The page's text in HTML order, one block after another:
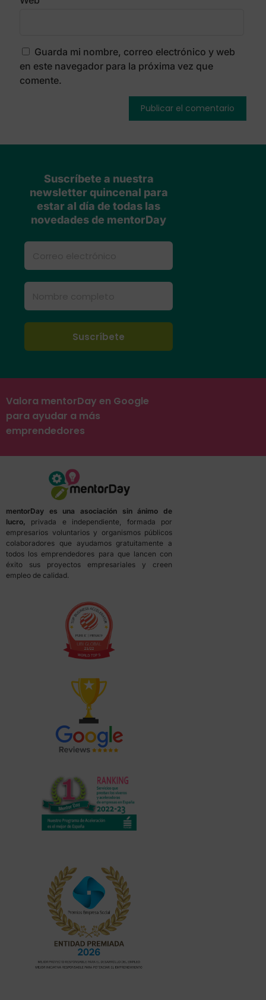
Guarda mi nombre, correo electrónico y web
en este navegador para la próxima vez que
comente.
Suscríbete a nuestra
newsletter quincenal para
estar al día de todas las
novedades de mentorDay
Valora mentorDay en Google
para ayudar a más
emprendedores
mentorDay es una asociación sin ánimo de
lucro, privada e independiente, formada por
empresarios voluntarios y organismos públicos
colaboradores que ayudamos gratuitamente a
todos los emprendedores para que lancen con
éxito sus proyectos empresariales y creen
empleo de calidad.